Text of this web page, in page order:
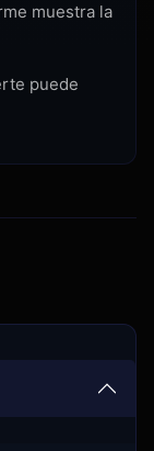
muestra la
puede